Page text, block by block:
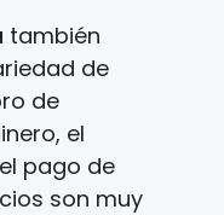
también
de
de
el
pago de
son muy